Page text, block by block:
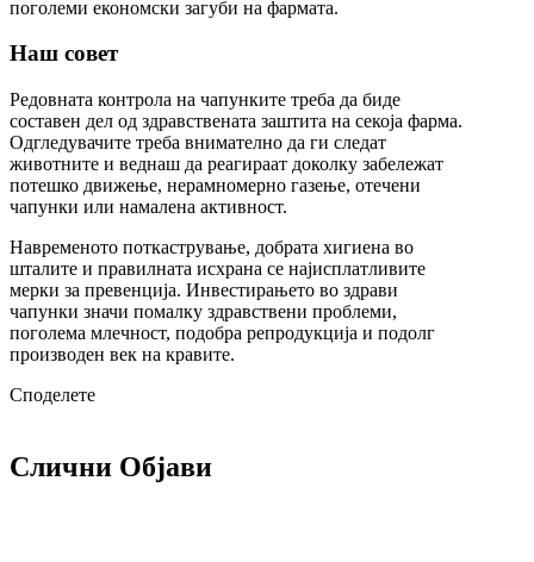
поголеми економски загуби на фармата.
Наш совет
Редовната контрола на чапунките треба да биде
составен дел од здравствената заштита на секоја фарма.
Одгледувачите треба внимателно да ги следат
животните и веднаш да реагираат доколку забележат
потешко движење, нерамномерно газење, отечени
чапунки или намалена активност.
Навременото поткастрување, добрата хигиена во
шталите и правилната исхрана се најисплатливите
мерки за превенција. Инвестирањето во здрави
чапунки значи помалку здравствени проблеми,
поголема млечност, подобра репродукција и подолг
производен век на кравите.
Споделете
Слични Објави